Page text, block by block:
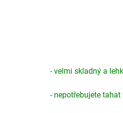
- velmi skladný a
- nepotřebujete